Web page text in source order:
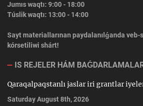
Jumıs waqtı: 9:00 - 18:00
Túslik waqtı: 13:00 - 14:00
Sayt materiallarınan paydalanılǵanda veb-
kórsetiliwi shárt!
IS REJELER HÁM
Qaraqalpaqstanlı jaslar iri grantlar
Saturday August 8th, 2026